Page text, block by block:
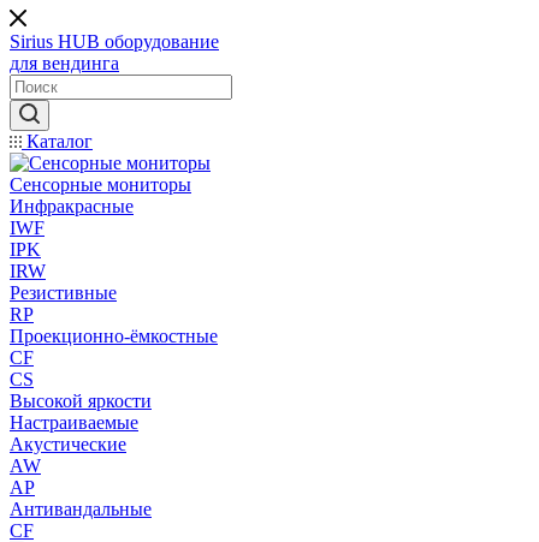
Sirius HUB оборудование
для вендинга
Каталог
Сенсорные мониторы
Инфракрасные
IWF
IPK
IRW
Резистивные
RP
Проекционно-ёмкостные
CF
CS
Высокой яркости
Настраиваемые
Акустические
AW
AP
Антивандальные
CF